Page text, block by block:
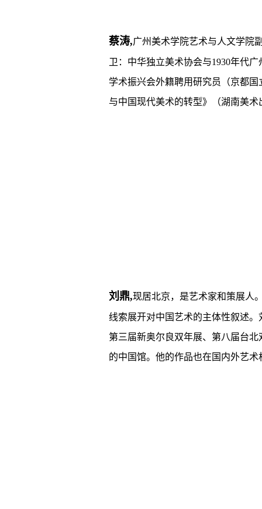
蔡涛,广州美术学院艺术与人文学院
卫：中华独立美术协会与1930年代
学术振兴会外籍聘用研究员（京都
与中国现代美术的转型》（湖南美术
刘鼎,现居北京，是艺术家和策展人
线索展开对中国艺术的主体性叙述
第三届新奥尔良双年展、第八届台
的中国馆。他的作品也在国内外艺